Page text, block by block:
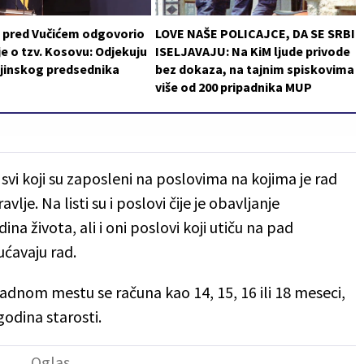
Vučićem odgovorio
o tzv. Kosovu: Odjekuju
predsednika
LOVE NAŠE POLICAJCE, DA SE SRBI
ISELJAVAJU: Na KiM ljude privode
bez dokaza, na tajnim spiskovima
više od 200 pripadnika MUP
koji su zaposleni na poslovima na kojima je rad
Na listi su i poslovi čije je obavljanje
života, ali i oni poslovi koji utiču na pad
rad.
mestu se računa kao 14, 15, 16 ili 18 meseci,
starosti.